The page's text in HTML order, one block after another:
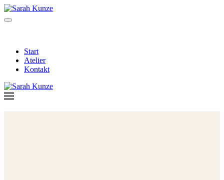
Start
Atelier
Kontakt